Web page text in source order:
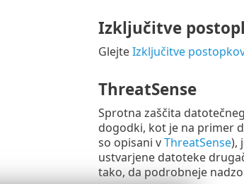
Izključitve
GlejteIzključitve postopkov
ThreatSense
Sprotna zaščita
dogodki, kot je na primer
so opisani vThreatSense),
ustvarjene datoteke
tako, da podrobneje